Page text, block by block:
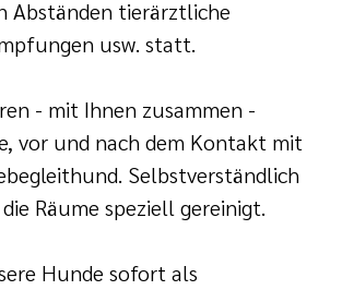
Abständen tierärztliche
usw. statt.
- mit Ihnen zusammen -
vor und nach dem Kontakt mit
Selbstverständlich
Räume speziell gereinigt.
Hunde sofort als